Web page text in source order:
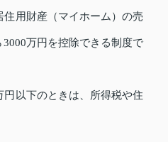
用財産（マイホーム）の売
万円を控除できる制度で
円以下のときは、所得税や住